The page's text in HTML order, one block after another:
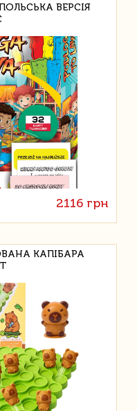
ВЕРСІЯ
2116 грн
КАПІБАРА